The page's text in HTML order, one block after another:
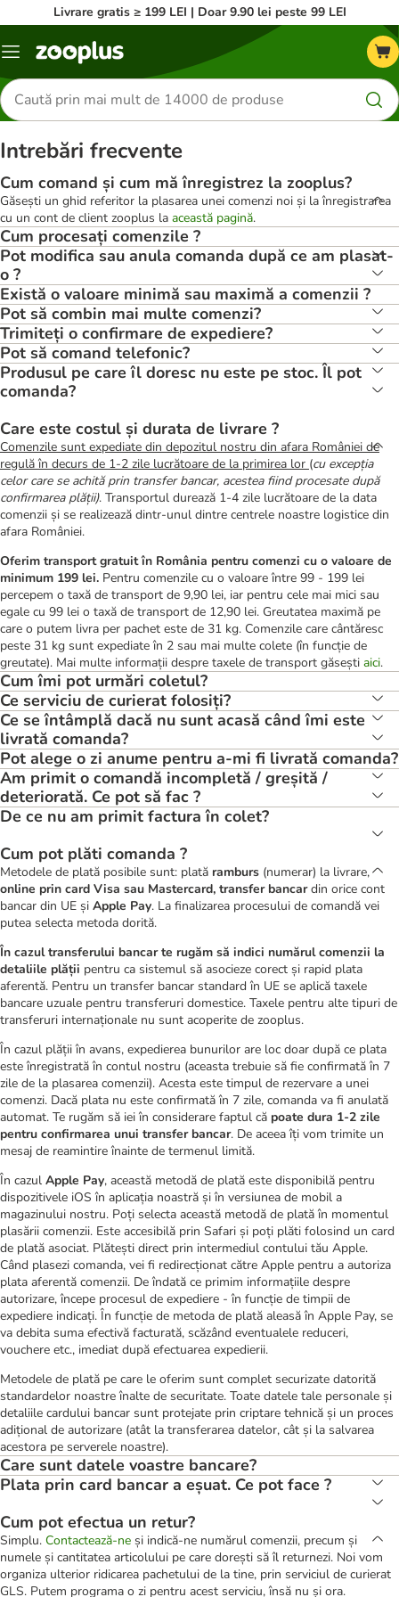
Livrare gratis ≥ 199 LEI | Doar 9.90 lei peste 99 LEI
Categorii
Căutare
produse
Intrebări frecvente
Cum comand și cum mă înregistrez la zooplus?
Găsești un ghid referitor la plasarea unei comenzi noi și la înregistrarea
cu un cont de client zooplus la această pagină.
Cum procesați comenzile ?
Pot modifica sau anula comanda după ce am plasat-
o ?
Există o valoare minimă sau maximă a comenzii ?
Pot să combin mai multe comenzi?
Trimiteți o confirmare de expediere?
Pot să comand telefonic?
Produsul pe care îl doresc nu este pe stoc. Îl pot
comanda?
Care este costul și durata de livrare ?
Comenzile sunt expediate din depozitul nostru din afara României de
regulă în decurs de 1-2 zile lucrătoare de la primirea lor (cu excepția
celor care se achită prin transfer bancar, acestea fiind procesate după
confirmarea plății). Transportul durează 1-4 zile lucrătoare de la data
comenzii și se realizează dintr-unul dintre centrele noastre logistice din
afara României.
Oferim transport gratuit în România pentru comenzi cu o valoare de
minimum 199 lei. Pentru comenzile cu o valoare între 99 - 199 lei
percepem o taxă de transport de 9,90 lei, iar pentru cele mai mici sau
egale cu 99 lei o taxă de transport de 12,90 lei. Greutatea maximă pe
care o putem livra per pachet este de 31 kg. Comenzile care cântăresc
peste 31 kg sunt expediate în 2 sau mai multe colete (în funcție de
greutate). Mai multe informații despre taxele de transport găsești aici.
Cum îmi pot urmări coletul?
Ce serviciu de curierat folosiți?
Ce se întâmplă dacă nu sunt acasă când îmi este
livrată comanda?
Pot alege o zi anume pentru a-mi fi livrată comanda?
Am primit o comandă incompletă / greșită /
deteriorată. Ce pot să fac ?
De ce nu am primit factura în colet?
Cum pot plăti comanda ?
Metodele de plată posibile sunt: plată ramburs (numerar) la livrare,
online prin card Visa sau Mastercard, transfer bancardin orice cont
bancar din UE și Apple Pay. La finalizarea procesului de comandă vei
putea selecta metoda dorită.
În cazul transferului bancar te rugăm să indici numărul comenzii la
detaliile plății pentru ca sistemul să asocieze corect și rapid plata
aferentă. Pentru un transfer bancar standard în UE se aplică taxele
bancare uzuale pentru transferuri domestice. Taxele pentru alte tipuri de
transferuri internaționale nu sunt acoperite de zooplus.
În cazul plății în avans, expedierea bunurilor are loc doar după ce plata
este înregistrată în contul nostru (aceasta trebuie să fie confirmată în 7
zile de la plasarea comenzii). Acesta este timpul de rezervare a unei
comenzi. Dacă plata nu este confirmată în 7 zile, comanda va fi anulată
automat. Te rugăm să iei în considerare faptul că poate dura 1-2 zile
pentru confirmarea unui transfer bancar. De aceea îți vom trimite un
mesaj de reamintire înainte de termenul limită.
În cazul Apple Pay, această metodă de plată este disponibilă pentru
dispozitivele iOS în aplicația noastră și în versiunea de mobil a
magazinului nostru. Poți selecta această metodă de plată în momentul
plasării comenzii. Este accesibilă prin Safari și poți plăti folosind un card
de plată asociat. Plătești direct prin intermediul contului tău Apple.
Când plasezi comanda, vei fi redirecționat către Apple pentru a autoriza
plata aferentă comenzii. De îndată ce primim informațiile despre
autorizare, începe procesul de expediere - în funcție de timpii de
expediere indicați. În funcție de metoda de plată aleasă în Apple Pay, se
va debita suma efectivă facturată, scăzând eventualele reduceri,
vouchere etc., imediat după efectuarea expedierii.
Metodele de plată pe care le oferim sunt complet securizate datorită
standardelor noastre înalte de securitate. Toate datele tale personale și
detaliile cardului bancar sunt protejate prin criptare tehnică și un proces
adițional de autorizare (atât la transferarea datelor, cât și la salvarea
acestora pe serverele noastre).
Care sunt datele voastre bancare?
Plata prin card bancar a eșuat. Ce pot face ?
Cum pot efectua un retur?
Simplu. Contactează-ne și indică-ne numărul comenzii, precum și
numele și cantitatea articolului pe care dorești să îl returnezi. Noi vom
organiza ulterior ridicarea pachetului de la tine, prin serviciul de curierat
GLS. Putem programa o zi pentru acest serviciu, însă nu și ora.